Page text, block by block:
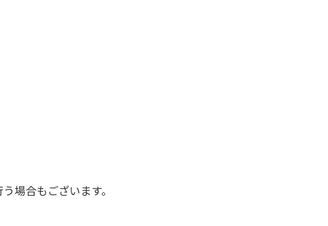
場合もございます。